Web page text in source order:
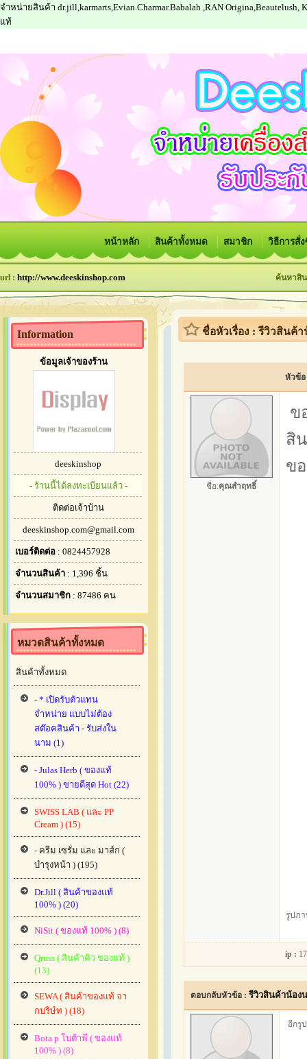
จำหน่ายสินค้า dr.jill,karmarts,Evian.Charmar.Babalah ,RAN Origina,Beautelush,
แท้
หน้าหลัก สินค้าทั้งหมด สมาชิก วิธีการสั่
url : http://www.deeskinshop.com ค้นหาสิ
Information
ข้อมูลเจ้าของร้าน
deeskinshop
- ร้านนี้ได้ลงทะเบียนแล้ว -
ติดต่อเจ้าบ้าน
deeskinshop.com@gmail.com
เบอร์ติดต่อ : 0824457928
จำนวนสินค้า : 1,396 ชิ้น
จำนวนสมาชิก : 87486 คน
หมวดสินค้าทั้งหมด
สินค้าทั้งหมด
- * เปิดรับตัวแทน
จำหน่าย แบบไม่ต้อง
สต๊อคสินค้า - รับส่งใน
นาม (1)
- Julas Herb ( ของแท้
100% ) ขายดีสุด Hot (22)
SWISS LAB ( และ PP
Cream ) (15)
- ครีม เซรั่ม และ มาส์ก (
บำรุงหน้า ) (195)
Dr.Jill ( สินค้าของแท้
100% ) (20)
NiSit ( ของแท้ 100% ) (8)
Qruss ( สินค้าคิว ของแท้ )
(13)
SEWA ( สินค้าของแท้ จา
กบริษํท ) (18)
Bota p โบต้าพี ( ของแท้
100% ) (8)
ชื่อหัวเรื่อง : รีวิวสินค้
หัวข้
ชื่อ:คุณสำฤทธิ์
ข
สิ
ข
รูปภ
ip :
ตอบกลับหัวข้อ : รีวิวสินค้าน้อง
อีกรู